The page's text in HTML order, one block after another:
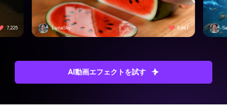
7,225 LunaSky 8,641
AI動画エフェクトを試す